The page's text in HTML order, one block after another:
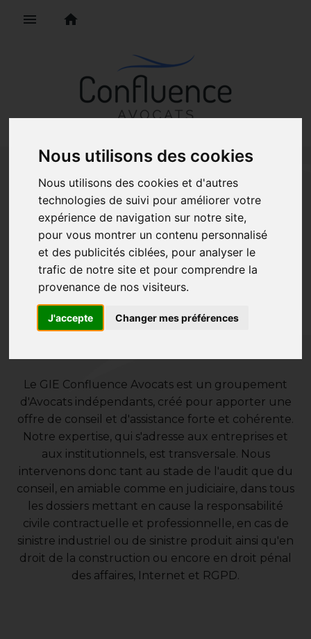
Nous utilisons des cookies
Nous utilisons des cookies et d'autres
technologies de suivi pour améliorer votre
expérience de navigation sur notre site,
pour vous montrer un contenu personnalisé
et des publicités ciblées, pour analyser le
trafic de notre site et pour comprendre la
provenance de nos visiteurs.
J'accepte Changer mes préférences
menu home
Confluence Avocats est
une équipe
pluridisciplinaire au
service de l'entreprise
Le GIE Confluence Avocats est un groupement
d'Avocats indépendants, créé pour apporter une
offre de conseil et d'assistance forte et cohérente.
Notre expertise, qui s'adresse aux entreprises et
aux institutionnels, est transversale. Nous
intervenons donc tant au stade de l'audit que du
conseil, en amiable comme en judiciaire, dans tous
les dossiers mettant en cause la responsabilité
civile contractuelle et professionnelle, en cas de
sinistre industriel ou de sinistre produit ainsi qu'en
droit de la construction ou encore en droit pénal
des affaires, Internet et RGPD.